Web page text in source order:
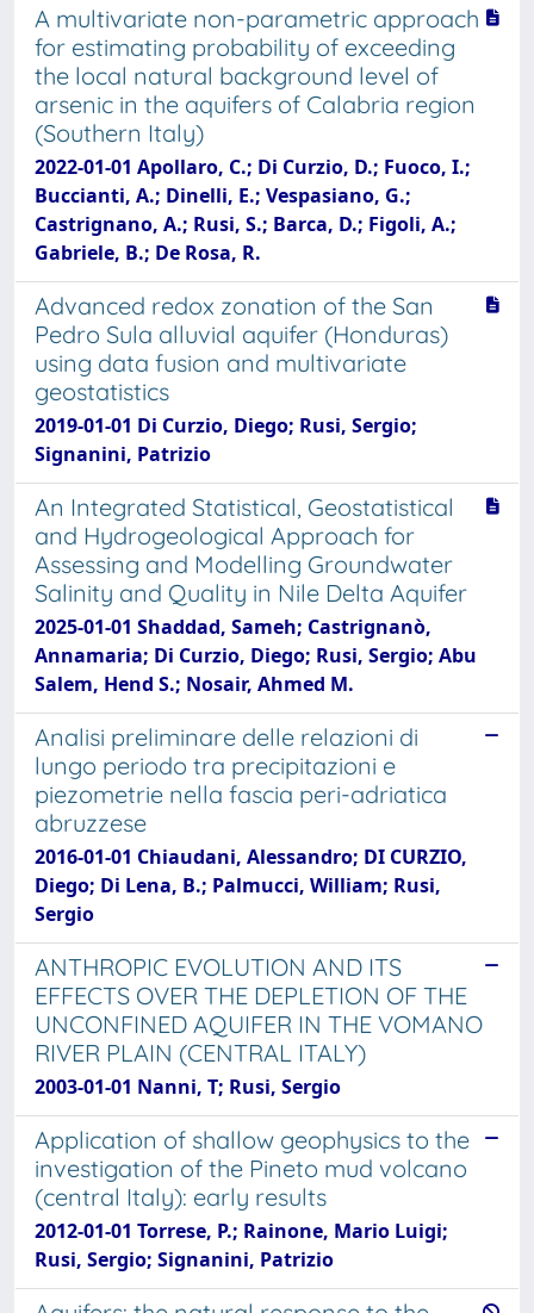
A multivariate non-parametric approach
for estimating probability of exceeding
the local natural background level of
arsenic in the aquifers of Calabria region
(Southern Italy)
2022-01-01 Apollaro, C.; Di Curzio, D.; Fuoco, I.;
Buccianti, A.; Dinelli, E.; Vespasiano, G.;
Castrignano, A.; Rusi, S.; Barca, D.; Figoli, A.;
Gabriele, B.; De Rosa, R.
Advanced redox zonation of the San
Pedro Sula alluvial aquifer (Honduras)
using data fusion and multivariate
geostatistics
2019-01-01 Di Curzio, Diego; Rusi, Sergio;
Signanini, Patrizio
An Integrated Statistical, Geostatistical
and Hydrogeological Approach for
Assessing and Modelling Groundwater
Salinity and Quality in Nile Delta Aquifer
2025-01-01 Shaddad, Sameh; Castrignanò,
Annamaria; Di Curzio, Diego; Rusi, Sergio; Abu
Salem, Hend S.; Nosair, Ahmed M.
Analisi preliminare delle relazioni di
lungo periodo tra precipitazioni e
piezometrie nella fascia peri-adriatica
abruzzese
2016-01-01 Chiaudani, Alessandro; DI CURZIO,
Diego; Di Lena, B.; Palmucci, William; Rusi,
Sergio
ANTHROPIC EVOLUTION AND ITS
EFFECTS OVER THE DEPLETION OF THE
UNCONFINED AQUIFER IN THE VOMANO
RIVER PLAIN (CENTRAL ITALY)
2003-01-01 Nanni, T; Rusi, Sergio
Application of shallow geophysics to the
investigation of the Pineto mud volcano
(central Italy): early results
2012-01-01 Torrese, P.; Rainone, Mario Luigi;
Rusi, Sergio; Signanini, Patrizio